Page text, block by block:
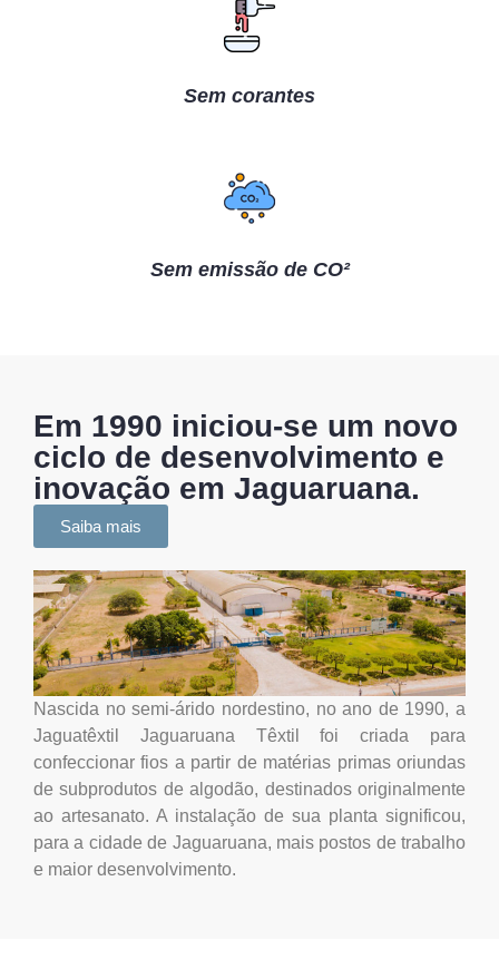
Sem corantes
Sem emissão de CO²
Em 1990 iniciou-se um novo
ciclo de desenvolvimento e
inovação em Jaguaruana.
Saiba mais
Nascida no semi-árido nordestino, no ano de 1990, a
Jaguatêxtil Jaguaruana Têxtil foi criada para
confeccionar fios a partir de matérias primas oriundas
de subprodutos de algodão, destinados originalmente
ao artesanato. A instalação de sua planta significou,
para a cidade de Jaguaruana, mais postos de trabalho
e maior desenvolvimento.